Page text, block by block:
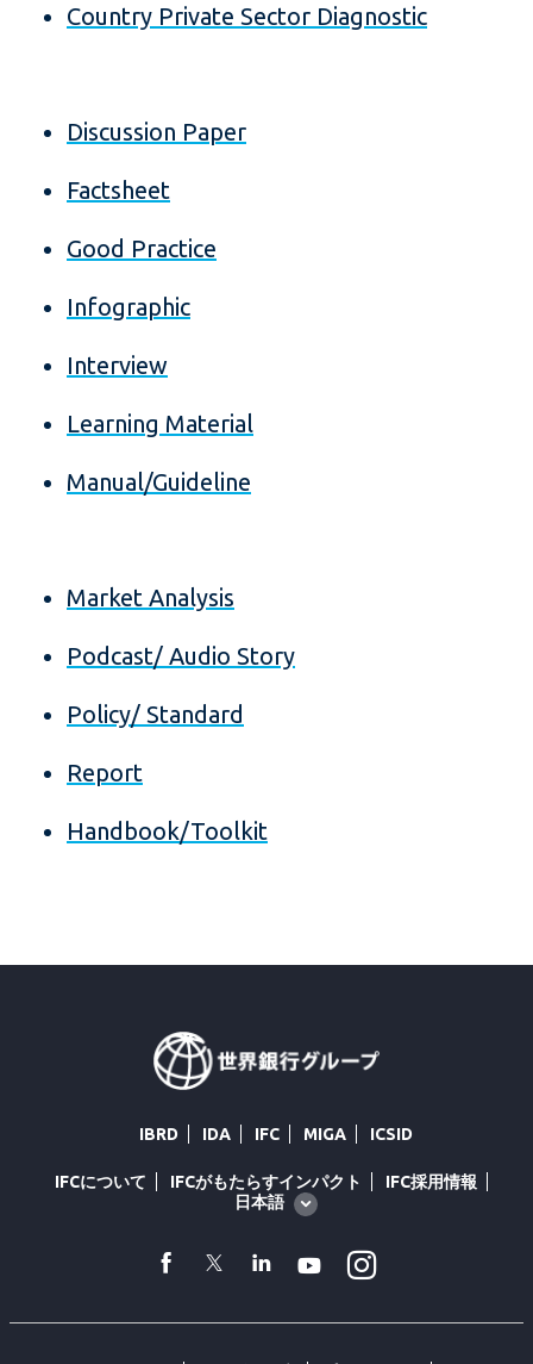
Country Private Sector Diagnostic
Discussion Paper
Factsheet
Good Practice
Infographic
Interview
Learning Material
Manual/Guideline
Market Analysis
Podcast/ Audio Story
Policy/ Standard
Report
Handbook/Toolkit
IBRD IDA IFC MIGA ICSID
IFCについて IFCがもたらすインパクト
IFC採用情報
Global
language
日本語
facebook
TwitterLinkedin
Youtube